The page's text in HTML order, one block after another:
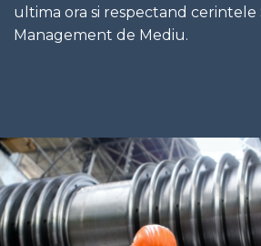
ultima ora si respectand
Management de Mediu.